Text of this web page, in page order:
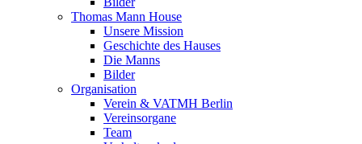
Thomas Mann House
Unsere Mission
Geschichte des Hauses
Die Manns
Bilder
Organisation
Verein & VATMH Berlin
Vereinsorgane
Team